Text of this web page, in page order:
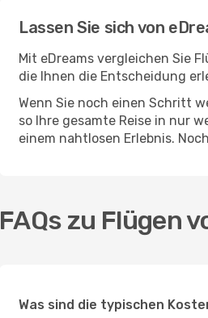
Lassen Sie sich von
Mit eDreams vergleichen Sie
die Ihnen die Entscheidung
Wenn Sie noch einen Schritt
so Ihre gesamte Reise in nur
einem nahtlosen Erlebnis.
FAQs zu Flügen
Was sind die typischen